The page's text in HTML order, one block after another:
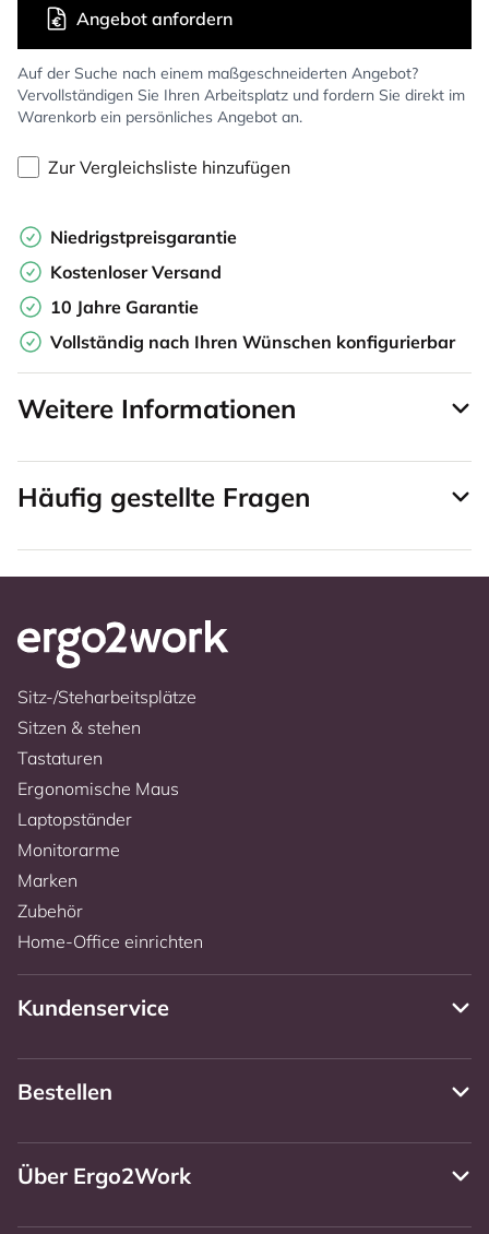
Auf der Suche nach einem maßgeschneiderten Angebot?
Vervollständigen Sie Ihren Arbeitsplatz und fordern Sie direkt im
Warenkorb ein persönliches Angebot an.
Angebot anfordern
Zur Vergleichsliste hinzufügen
Niedrigstpreisgarantie
Kostenloser Versand
10 Jahre Garantie
Vollständig nach Ihren Wünschen konfigurierbar
Weitere Informationen
Häufig gestellte Fragen
Sitz-/Steharbeitsplätze
Sitzen & stehen
Tastaturen
Ergonomische Maus
Laptopständer
Monitorarme
Marken
Zubehör
Home-Office einrichten
Kundenservice
Bestellen
Über Ergo2Work